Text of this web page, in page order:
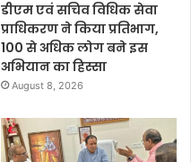
डीएम एवं सचिव विधिक सेवा
प्राधिकरण ने किया प्रतिभाग,
100 से अधिक लोग बने इस
अभियान का हिस्सा
August 8, 2026